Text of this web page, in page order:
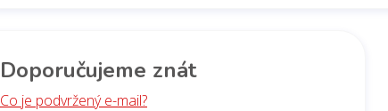
Doporučujeme znát
Co je podvržený e-mail?